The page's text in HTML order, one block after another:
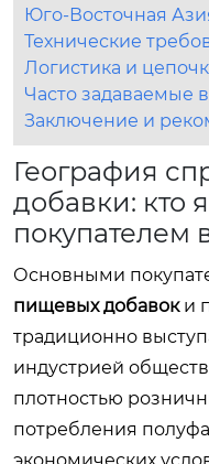
Юго-Восточная
Технические
Логистика и
Часто задаваемые
Заключение и
География
добавки: кто
покупателем
Основными
пищевых добавоки
традиционно
индустрией
плотностью
потребления
экономических